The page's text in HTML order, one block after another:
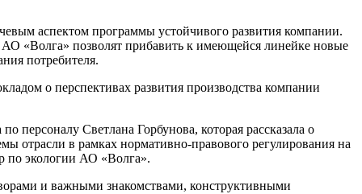
аспектом программы устойчивого развития компании.
«Волга» позволят прибавить к имеющейся линейке новые
потребителя.
о перспективах развития производства компании
персоналу Светлана Горбунова, которая рассказала о
отрасли в рамках нормативно-правового регулирования на
по экологии АО «Волга».
и важными знакомствами, конструктивными